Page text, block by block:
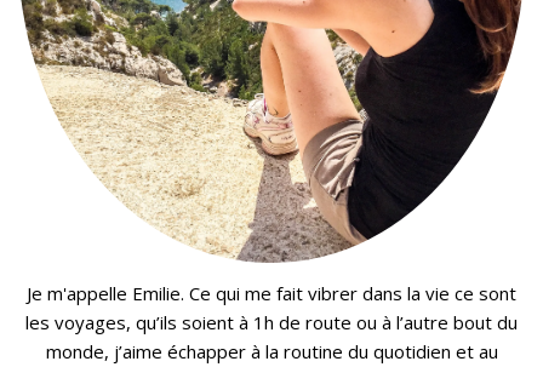
Je m'appelle Emilie. Ce qui me fait vibrer dans la vie ce sont
les voyages, qu’ils soient à 1h de route ou à l’autre bout du
monde, j’aime échapper à la routine du quotidien et au